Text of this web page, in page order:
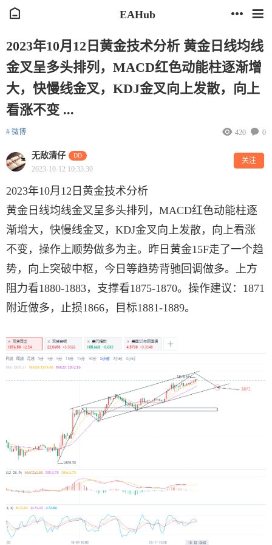
EAHub
2023年10月12日黄金技术分析 黄金日线均线
金叉呈多头排列，MACD红色动能柱逐渐增
大，快慢线金叉，KDJ金叉向上发散，向上
看涨不变 ...
# 微博 0
420
无敌清仔 DD
2023-10-12 10:33:30
关注
2023年10月12日黄金技术分析
黄金日线均线金叉呈多头排列，MACD红色动能柱逐
渐增大，快慢线金叉，KDJ金叉向上发散，向上看涨
不变，操作上顺势做多为主。昨日黄金15F走了一个趋
势，向上突破中枢，今日等趋势背驰回调做多。上方
阻力看1880-1883，支撑看1875-1870。操作建议：1871
附近做多，止损1866，目标1881-1889。